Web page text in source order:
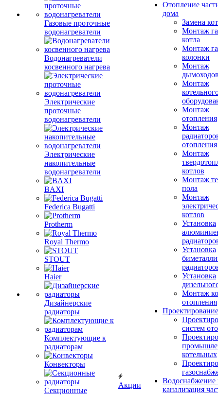
Газовые проточные
водонагреватели
Водонагреватели
косвенного нагрева
Электрические
проточные
водонагреватели
Электрические
накопительные
водонагреватели
BAXI
Federica Bugatti
Protherm
Royal Thermo
STOUT
Haier
Дизайнерские
радиаторы
Комплектующие к
радиаторам
Конвекторы
Секционные
Акции
Отопление
дома
Замена
Монтаж
котла
Монтаж
колонки
Монтаж
Монтаж
Монтаж
отопления
Монтаж
отопления
Монтаж
котлов
Монтаж
пола
Монтаж
котлов
Установка
Установка
Установка
Монтаж
отопления
Проектирование
систем
котельных
Водоснабжение
канализация